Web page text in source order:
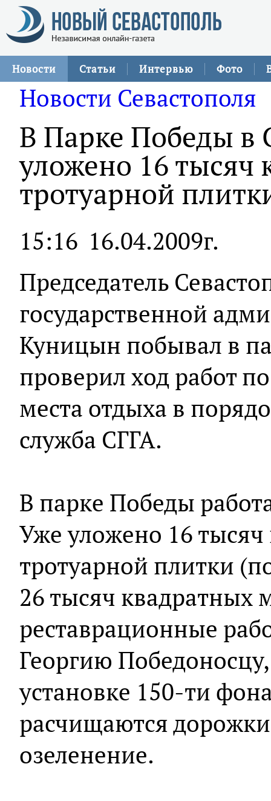
Новости Статьи Интервью Фото
Новости Севастополя
В Парке Победы в
уложено 16 тысяч
тротуарной
15:16 16.04.2009г.
Председатель
государственной
Куницын побывал в
проверил ход работ
места отдыха в
служба СГГА.
В парке Победы
Уже уложено 16
тротуарной плитки
26 тысяч квадратных
реставрационные
Георгию
установке 150-ти
расчищаются
озеленение.